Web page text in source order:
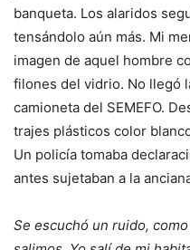
banqueta. Los alaridos
tensándolo aún más. Mi
imagen de aquel hombre
filones del vidrio. No llegó
camioneta del SEMEFO.
trajes plásticos color
Un policía tomaba
antes sujetaban a la
Se escuchó un ruido,